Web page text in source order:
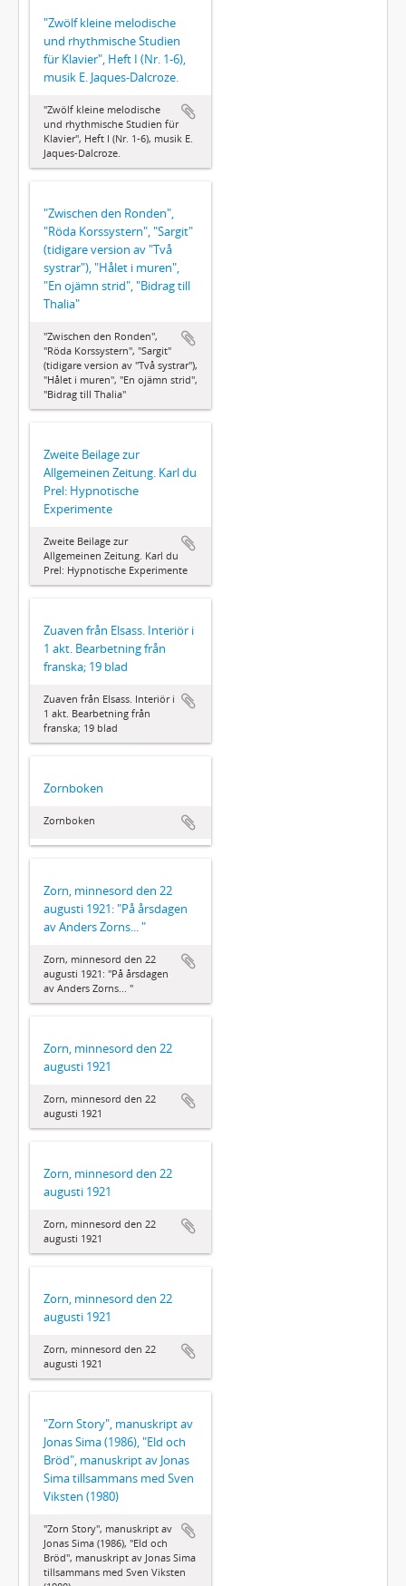
"Zwölf kleine melodische
und rhythmische Studien
für Klavier", Heft I (Nr. 1-6),
musik E. Jaques-Dalcroze.
"Zwölf kleine melodische
und rhythmische Studien für
Klavier", Heft I (Nr. 1-6), musik E.
Jaques-Dalcroze.
"Zwischen den Ronden",
"Röda Korssystern", "Sargit"
(tidigare version av "Två
systrar"), "Hålet i muren",
"En ojämn strid", "Bidrag till
Thalia"
"Zwischen den Ronden",
"Röda Korssystern", "Sargit"
(tidigare version av "Två systrar"),
"Hålet i muren", "En ojämn strid",
"Bidrag till Thalia"
Zweite Beilage zur
Allgemeinen Zeitung. Karl du
Prel: Hypnotische
Experimente
Zweite Beilage zur
Allgemeinen Zeitung. Karl du
Prel: Hypnotische Experimente
Zuaven från Elsass. Interiör i
1 akt. Bearbetning från
franska; 19 blad
Zuaven från Elsass. Interiör i
1 akt. Bearbetning från
franska; 19 blad
Zornboken
Zornboken
Zorn, minnesord den 22
augusti 1921: "På årsdagen
av Anders Zorns... "
Zorn, minnesord den 22
augusti 1921: "På årsdagen
av Anders Zorns... "
Zorn, minnesord den 22
augusti 1921
Zorn, minnesord den 22
augusti 1921
Zorn, minnesord den 22
augusti 1921
Zorn, minnesord den 22
augusti 1921
Zorn, minnesord den 22
augusti 1921
Zorn, minnesord den 22
augusti 1921
"Zorn Story", manuskript av
Jonas Sima (1986), "Eld och
Bröd", manuskript av Jonas
Sima tillsammans med Sven
Viksten (1980)
"Zorn Story", manuskript av
Jonas Sima (1986), "Eld och
Bröd", manuskript av Jonas Sima
tillsammans med Sven Viksten